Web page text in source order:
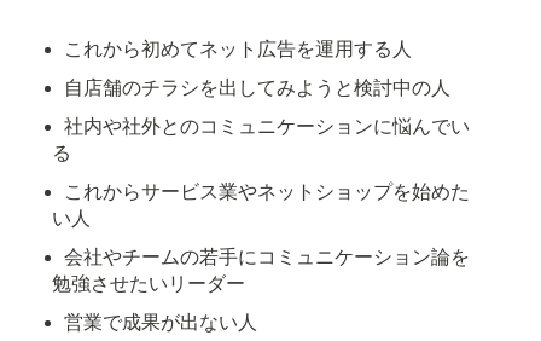
これから初めてネット広告を運用する人
自店舗のチラシを出してみようと検討中の人
社内や社外とのコミュニケーションに悩んでい
る
これからサービス業やネットショップを始めた
い人
会社やチームの若手にコミュニケーション論を
勉強させたいリーダー
営業で成果が出ない人